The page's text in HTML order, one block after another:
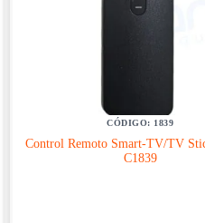
CÓDIGO: 1839
Control Remoto Smart-TV/TV
C1839